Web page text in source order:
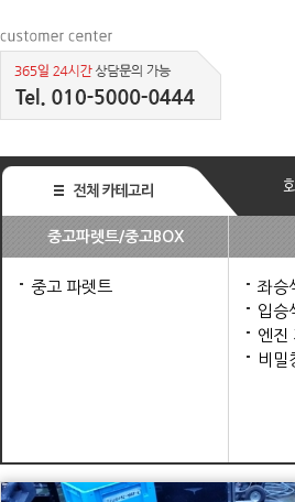
중고파렛트/중고BOX
중고 파렛트
좌승
입승
엔진
비밀